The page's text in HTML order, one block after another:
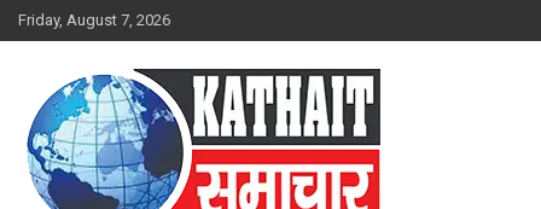
Skip
to
Friday, August 7, 2026